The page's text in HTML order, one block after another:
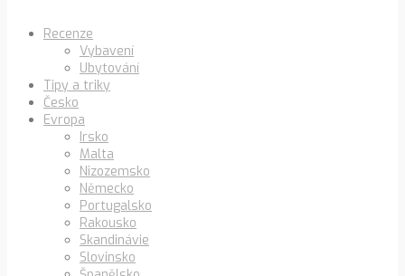
Recenze
Vybavení
Ubytování
Tipy a triky
Česko
Evropa
Irsko
Malta
Nizozemsko
Německo
Portugalsko
Rakousko
Skandinávie
Slovinsko